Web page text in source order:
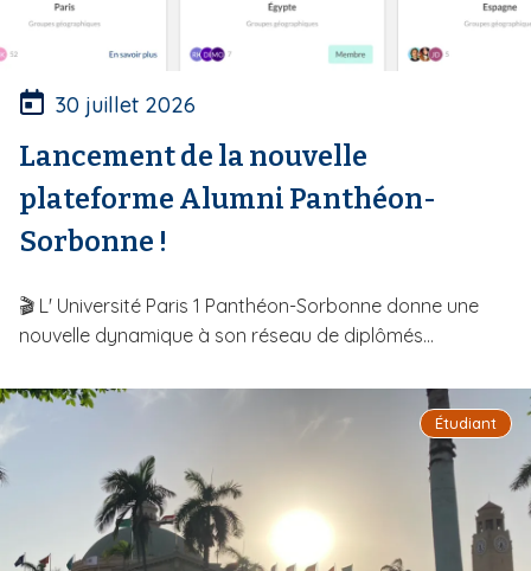
30 juillet 2026
Lancement de la nouvelle
plateforme Alumni Panthéon-
Sorbonne !
🎬 L' Université Paris 1 Panthéon-Sorbonne donne une
nouvelle dynamique à son réseau de diplômés...
Étudiant